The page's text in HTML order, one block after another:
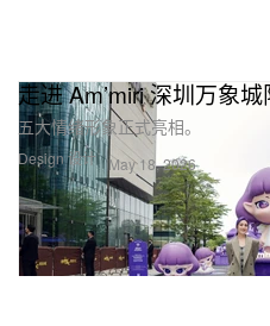
Design 设计
走进 Am’miri 深圳万象
五大情绪形象正式亮相。
May 18, 2026